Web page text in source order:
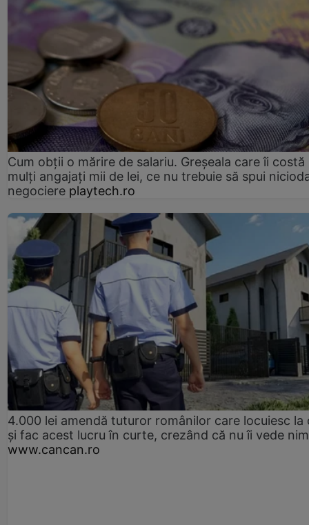
Cum obții o mărire de salariu. Greșeala care îi costă
mulți angajați mii de lei, ce nu trebuie să spui
negociere playtech.ro
4.000 lei amendă tuturor românilor care locuiesc la
și fac acest lucru în curte, crezând că nu îi vede
www.cancan.ro